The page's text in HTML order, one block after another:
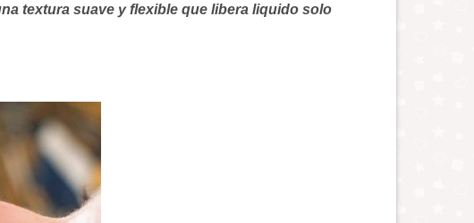
textura suave y flexible que libera liquido solo